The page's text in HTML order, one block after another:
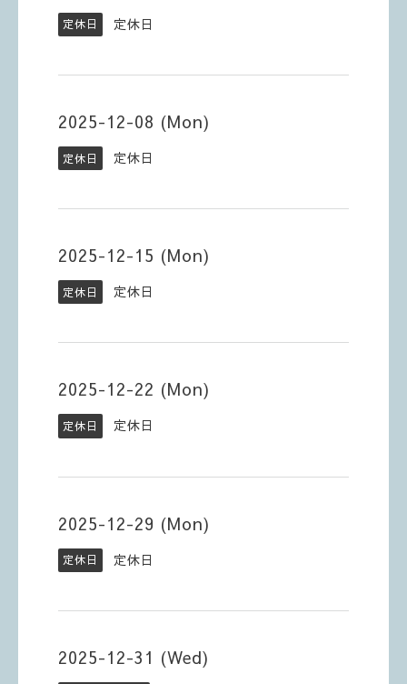
定休日 定休日
2025-12-08 (Mon)
定休日 定休日
2025-12-15 (Mon)
定休日 定休日
2025-12-22 (Mon)
定休日 定休日
2025-12-29 (Mon)
定休日 定休日
2025-12-31 (Wed)